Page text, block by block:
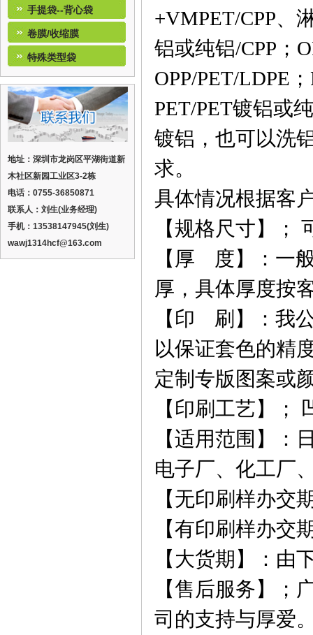
手提袋--背心袋
卷膜/收缩膜
特殊类型袋
地址：深圳市龙岗区平湖街道新
木社区新园工业区3-2栋
电话：0755-36850871
联系人：刘生(业务经理)
手机：13538147945(刘生)
wawj1314hcf@163.com
+VMPET/CPP、
铝或纯铝/CPP ；
OPP/PET/LDPE ；
PET/PET镀铝或
镀铝，也可以洗
求。
具体情况根据客
【规格尺寸】；
【 厚 度】
：一
厚，具体厚度按
【 印 刷 】
：我
以保证套色的精
定制专版图案或
【印刷工艺】；
【适用范围 】
：
电子厂、化工厂
【无印刷样办交
【有印刷样办交
【 大货期 】
：由
【售后服务】；
司的支持与厚爱